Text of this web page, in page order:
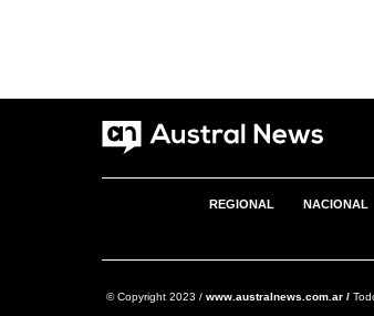
REGIONAL NACIONAL
© Copyright 2023 / www.australnews.com.ar /